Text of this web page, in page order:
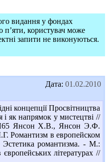
видання у фондах
п’яти, користувач може
запити не виконуються.
Дата: 01.02.2010
концепції Просвітництва
як напрямок у мистецтві //
Я65 Янсон Х.В., Янсон Э.Ф.
Романтизм в европейском
романтизма. - М.:
літературах //